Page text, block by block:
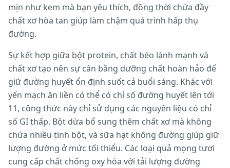
mịn như kem mà bạn yêu thích, đồng thời chứa đầy
chất xơ hòa tan giúp làm chậm quá trình hấp thụ
đường.
Sự kết hợp giữa bột protein, chất béo lành mạnh và
chất xơ tạo nên sự cân bằng dưỡng chất hoàn hảo để
giữ đường huyết ổn định suốt cả buổi sáng. Khác với
yến mạch ăn liền có thể có chỉ số đường huyết lên tới
11, công thức này chỉ sử dụng các nguyên liệu có chỉ
số GI thấp. Bột dừa bổ sung thêm chất xơ mà không
chứa nhiều tinh bột, và sữa hạt không đường giúp giữ
lượng đường ở mức tối thiểu. Các loại quả mọng tươi
cung cấp chất chống oxy hóa với tải lượng đường